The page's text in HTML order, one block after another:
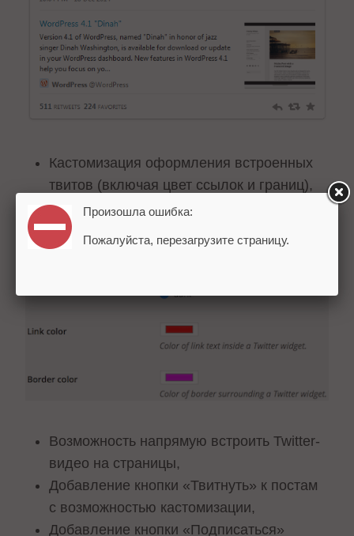
Кастомизация оформления встроенных
твитов (включая цвет ссылок и границ),
Возможность напрямую встроить Twitter-
видео на страницы,
Добавление кнопки «Твитнуть» к постам
с возможностью кастомизации,
Добавление кнопки «Подписаться»
Произошла ошибка:
Пожалуйста, перезагрузите страницу.